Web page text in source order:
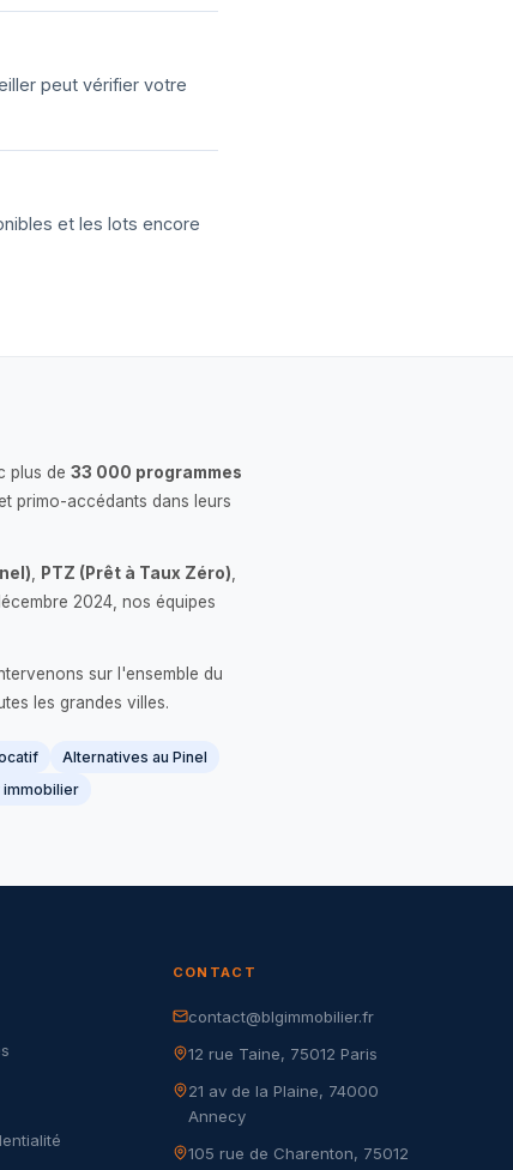
peut vérifier votre
et les lots encore
plus de 33 000 programmes
primo-accédants dans leurs
PTZ (Prêt à Taux Zéro)
2024, nos équipes
sur l'ensemble du
les grandes villes.
Alternatives au Pinel
immobilier
CONTACT
contact@blgimmobilier.fr
12 rue Taine, 75012 Paris
21 av de la Plaine, 74000
Annecy
105 rue de Charenton, 75012